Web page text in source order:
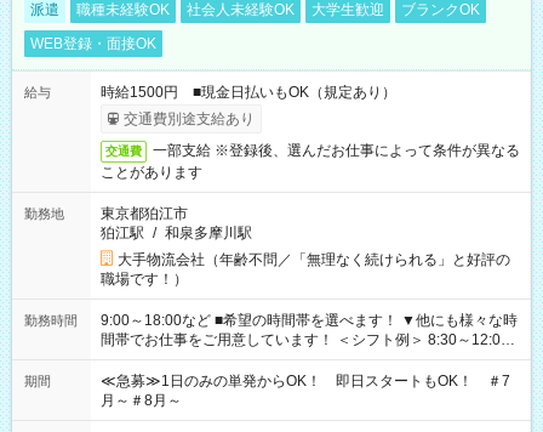
派遣 職種未経験OK 社会人未経験OK 大学生歓迎
ブランクOK
WEB登録・面接OK
給与
時給1500円 ■現金日払いもOK（規定あり）
交通費別途支給あり
交通費
一部支給 ※登録後、選んだお仕事によって条件が異なる
ことがあります
勤務地
東京都狛江市
狛江駅 / 和泉多摩川駅
大手物流会社（年齢不問／「無理なく続けられる」と好評の
職場です！）
勤務時間
9:00～18:00など ■希望の時間帯を選べます！ ▼他にも様々な時
間帯でお仕事をご用意しています！ ＜シフト例＞ 8:30～12:00
17:00～22:00 13:00～22:00 22:00～翌6:00 など
期間
≪急募≫1日のみの単発からOK！ 即日スタートもOK！ ＃7
月～＃8月～